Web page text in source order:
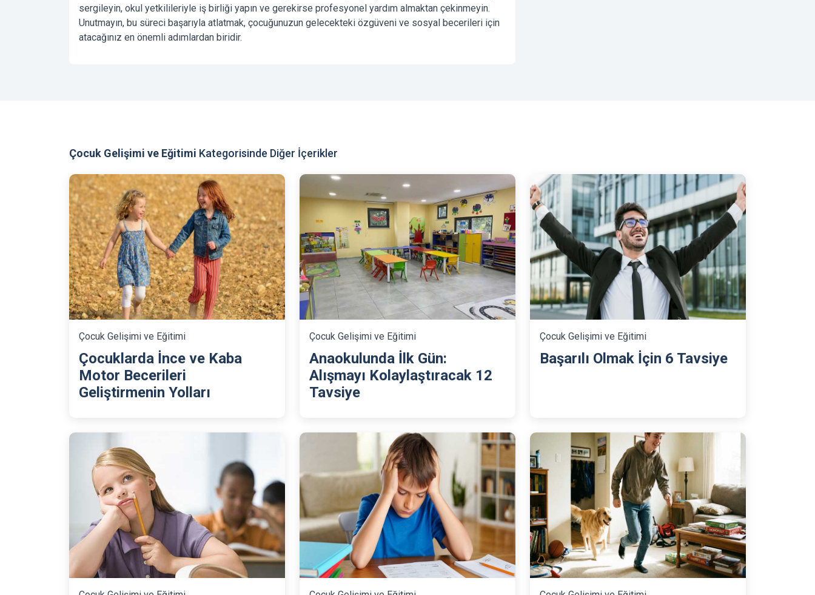
sergileyin, okul yetkilileriyle iş birliği yapın ve gerekirse profesyonel yardım almaktan çekinmeyin.
Unutmayın, bu süreci başarıyla atlatmak, çocuğunuzun gelecekteki özgüveni ve sosyal becerileri için
atacağınız en önemli adımlardan biridir.
Çocuk Gelişimi ve Eğitimi Kategorisinde Diğer İçerikler
Çocuk Gelişimi ve Eğitimi
Çocuklarda İnce ve Kaba
Motor Becerileri
Geliştirmenin Yolları
Çocuk Gelişimi ve Eğitimi
Anaokulunda İlk Gün:
Alışmayı Kolaylaştıracak 12
Tavsiye
Çocuk Gelişimi ve Eğitimi
Başarılı Olmak İçin 6 Tavsiye